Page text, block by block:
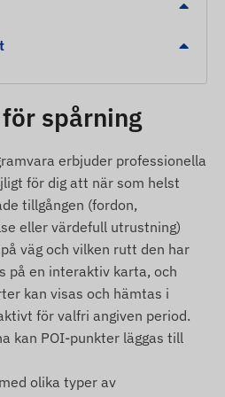
zon
magnetisk GPS-tracker
aktiv anslutning till
nätverk.
hjälp av det (utbytbara)
och den aktuella
en mobilapplikation eller
spårning
erbjuder professionella
för dig att när som helst
tillgången (fordon,
eller värdefull utrustning)
väg och vilken rutt den har
på en interaktiv karta, och
kan visas och hämtas i
för valfri angiven period.
kan POI-punkter läggas till
olika typer av